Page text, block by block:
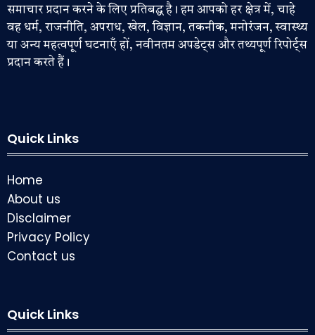
समाचार प्रदान करने के लिए प्रतिबद्ध है। हम आपको हर क्षेत्र में, चाहे
वह धर्म, राजनीति, अपराध, खेल, विज्ञान, तकनीक, मनोरंजन, स्वास्थ्य
या अन्य महत्वपूर्ण घटनाएँ हों, नवीनतम अपडेट्स और तथ्यपूर्ण रिपोर्ट्स
प्रदान करते हैं।
Quick Links
Home
About us
Disclaimer
Privacy Policy
Contact us
Quick Links